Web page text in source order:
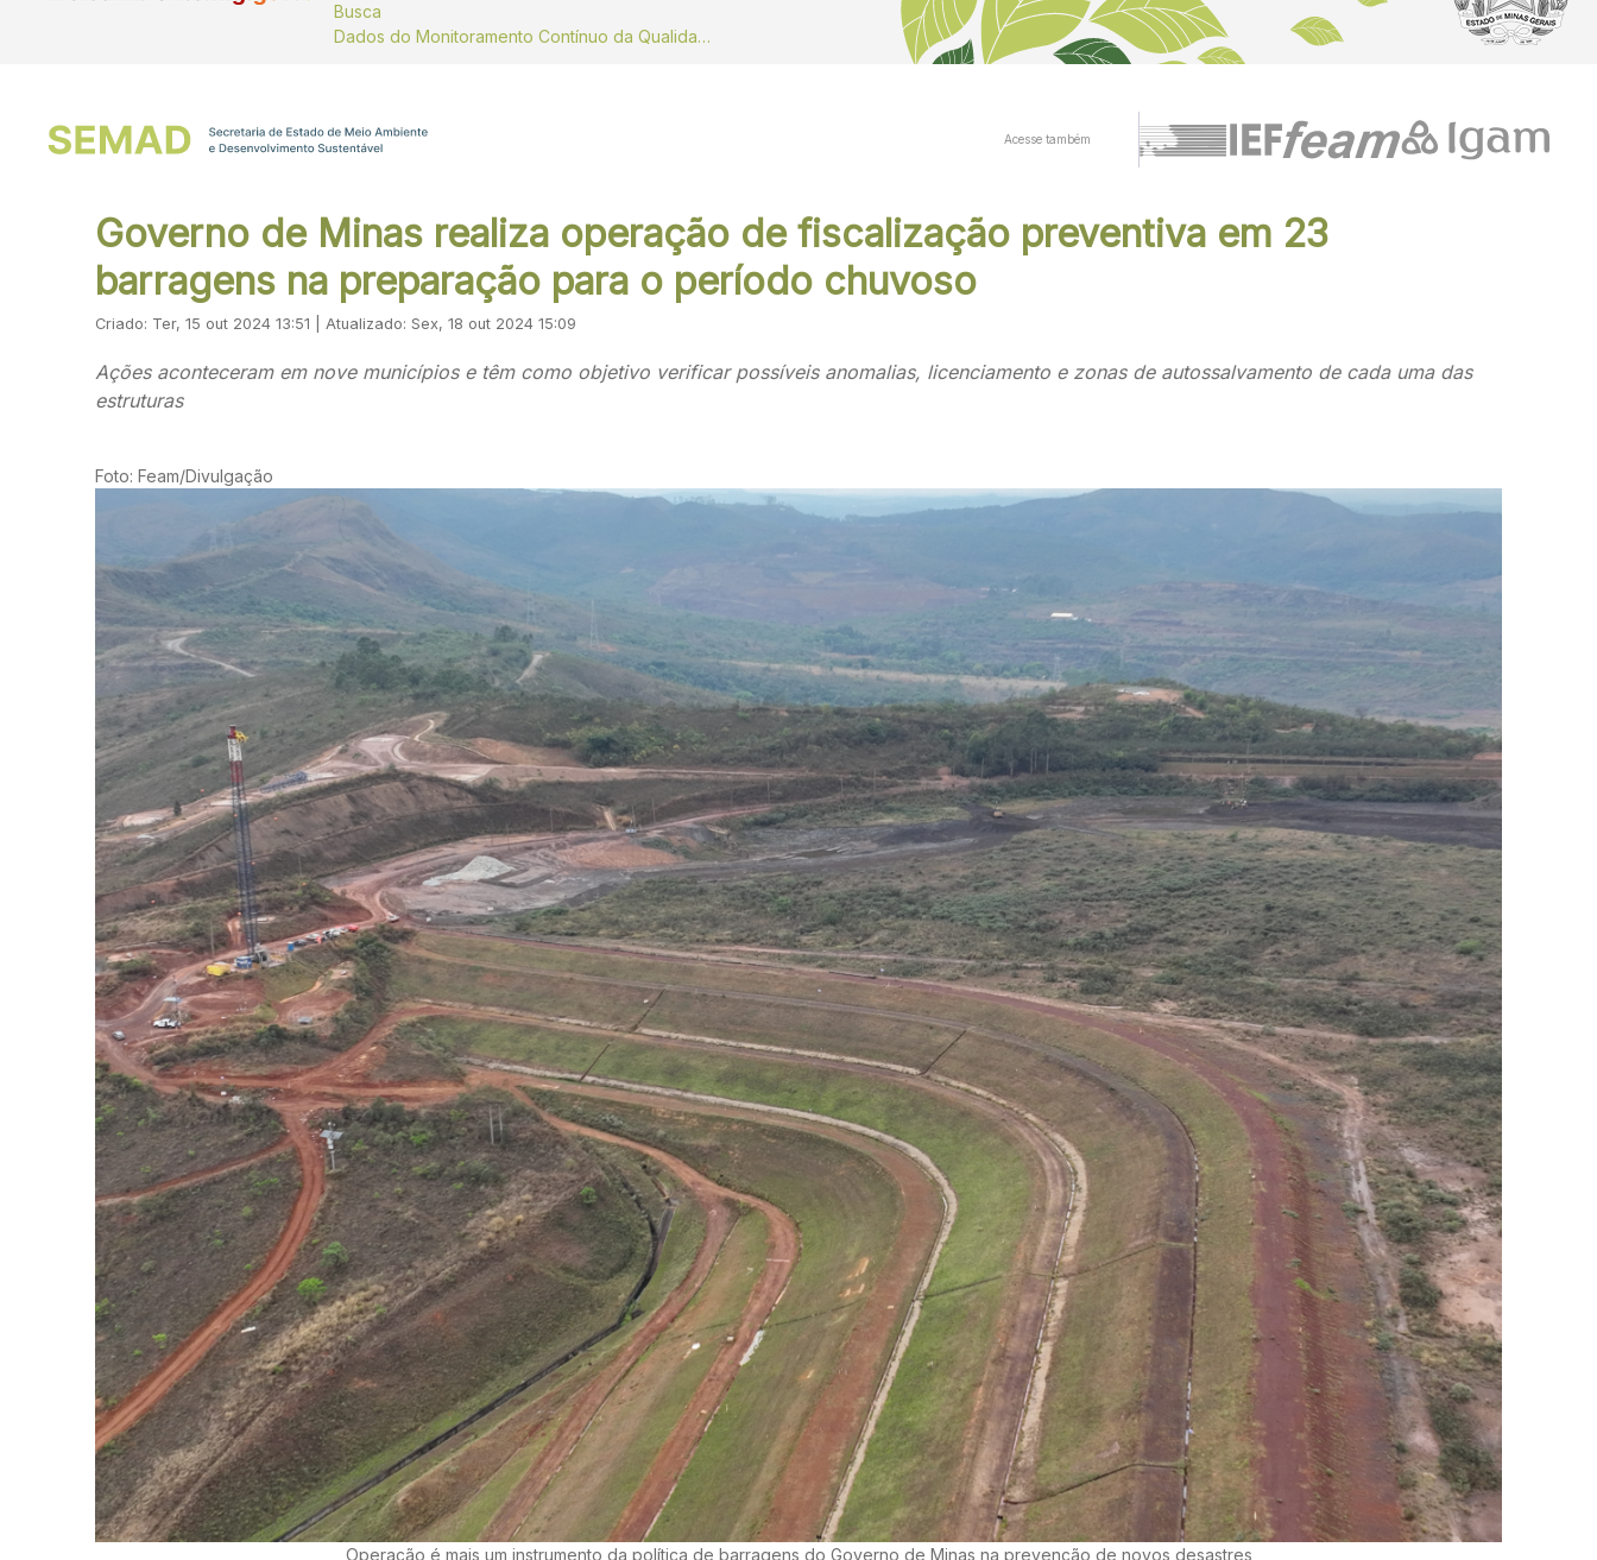
Busca
Dados do Monitoramento Contínuo da Qualidade do ar
Acesse também
Governo de Minas realiza operação de fiscalização preventiva em 23
barragens na preparação para o período chuvoso
Criado: Ter, 15 out 2024 13:51 | Atualizado: Sex, 18 out 2024 15:09
Ações aconteceram em nove municípios e têm como objetivo verificar possíveis anomalias, licenciamento e zonas de autossalvamento de cada uma das
estruturas
Foto: Feam/Divulgação
Operação é mais um instrumento da política de barragens do Governo de Minas na prevenção de novos desastres